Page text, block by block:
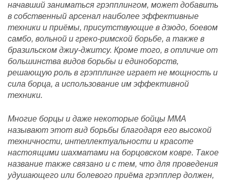
начавший заниматься грэпплингом, может добавить
в собственный арсенал наиболее эффективные
техники и приёмы, присутствующие в дзюдо, боевом
самбо, вольной и греко-римской борьбе, а также в
бразильском джиу-джитсу. Кроме того, в отличие от
большинства видов борьбы и единоборств,
решающую роль в грэпплинге играет не мощность и
сила борца, а использование им эффективной
техники.
Многие борцы и даже некоторые бойцы ММА
называют этот вид борьбы благодаря его высокой
техничности, интеллектуальности и красоте
настоящими шахматами на борцовском ковре. Такое
название также связано и с тем, что для проведения
удушающего или болевого приёма грэпплер должен,